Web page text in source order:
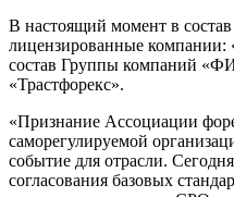
В настоящий момент в
лицензированные
состав Группы компаний
«Трастфорекс».
«Признание Ассоциации
саморегулируемой
событие для отрасли.
согласования базовых